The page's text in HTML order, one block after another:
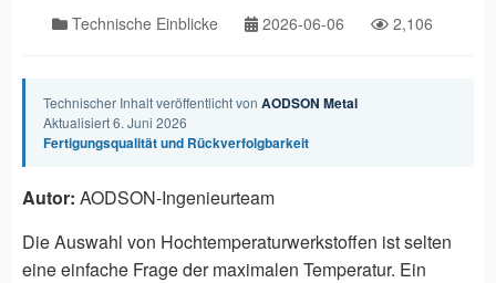
Technische Einblicke 2026-06-06 2,106
Technischer Inhalt veröffentlicht von AODSON Metal
Aktualisiert 6. Juni 2026
Fertigungsqualität und Rückverfolgbarkeit
Autor: AODSON-Ingenieurteam
Die Auswahl von Hochtemperaturwerkstoffen ist selten
eine einfache Frage der maximalen Temperatur. Ein